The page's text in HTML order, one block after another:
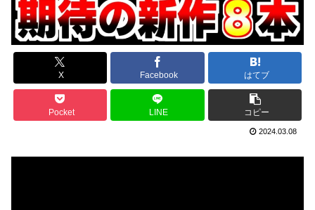
X Facebook はてブ
Pocket LINE コピー
2024.03.08